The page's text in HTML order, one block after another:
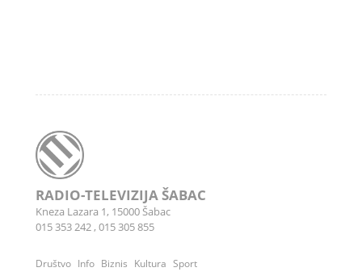
RADIO-TELEVIZIJA ŠABAC
Kneza Lazara 1, 15000 Šabac
015 353 242, 015 305 855
Društvo Info Biznis Kultura Sport